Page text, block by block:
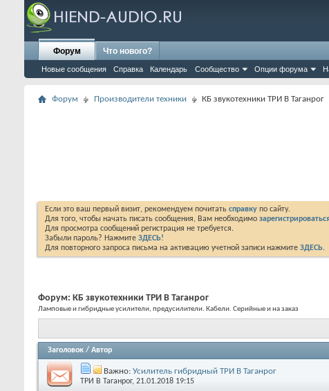
Форум
Новые сообщения Справка Календарь Сообщество Опции форума
Что нового?
Форум Производители техники КБ звукотехники ТРИ В Таганрог
Если это ваш первый визит, рекомендуем почитать справку по сайту.
Для того, чтобы начать писать сообщения, Вам необходимо
Для просмотра сообщений регистрация не требуется.
Забыли пароль? Нажмите ЗДЕСЬ!
Для повторного запроса письма на активацию учетной записи нажмите ЗДЕСЬ.
Форум: КБ звукотехники ТРИ В Таганрог
Ламповые и гибридные усилители, предусилители. Кабели. Серийные и на заказ
Заголовок / Автор
Важно: Усилитель гибридный ТРИ В Таганрог
ТРИ В Таганрог, 21.01.2018 19:15